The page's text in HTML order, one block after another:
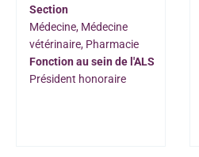
Section
Médecine, Médecine
vétérinaire, Pharmacie
Fonction au sein de l'ALS
Président honoraire